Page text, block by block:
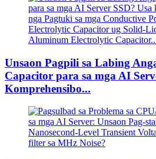
Unsaon Pagpili sa Labing
Capacitor para sa mga AI
Komprehensibo...